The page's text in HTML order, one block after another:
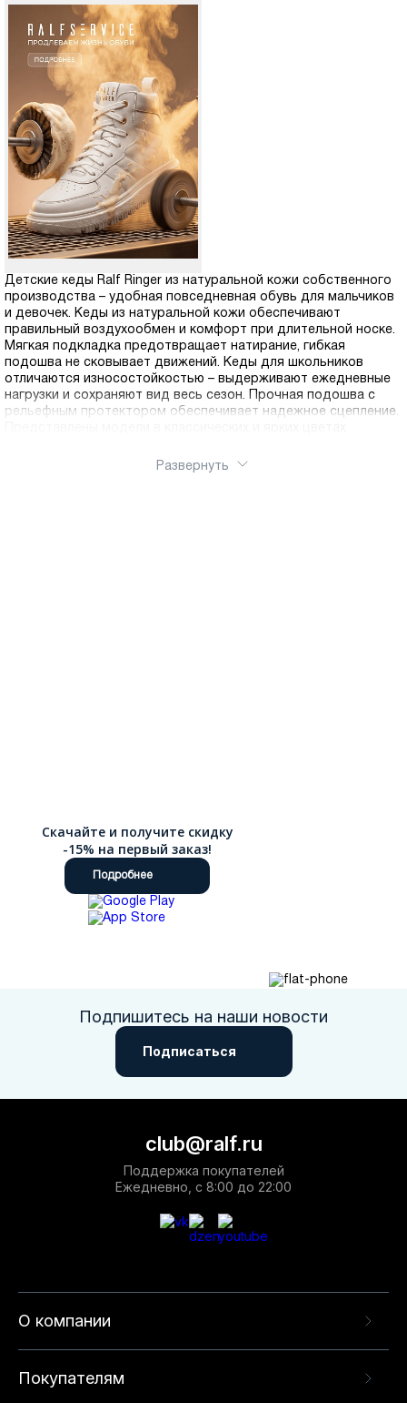
О компании
Покупателям
Детские кеды Ralf Ringer из натуральной кожи собственного
производства – удобная повседневная обувь для мальчиков
и девочек. Кеды из натуральной кожи обеспечивают
правильный воздухообмен и комфорт при длительной носке.
Мягкая подкладка предотвращает натирание, гибкая
подошва не сковывает движений. Кеды для школьников
отличаются износостойкостью – выдерживают ежедневные
нагрузки и сохраняют вид весь сезон. Прочная подошва с
рельефным протектором обеспечивает надежное сцепление.
Развернуть
Скачайте и получите скидку
-15% на первый заказ!
Подробнее
Подпишитесь на наши новости
Подписаться
О компании
Покупателям
club@ralf.ru
Поддержка покупателей
Ежедневно, с 8:00 до 22:00